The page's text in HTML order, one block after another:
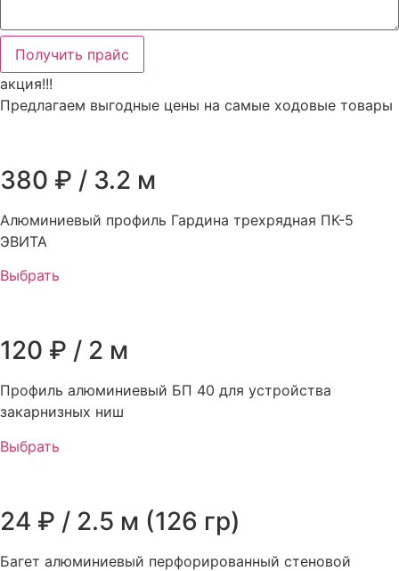
Получить прайс
акция!!!
Предлагаем выгодные цены на самые ходовые товары
380 ₽ / 3.2 м
Алюминиевый профиль Гардина трехрядная ПК-5
ЭВИТА
Выбрать
120 ₽ / 2 м
Профиль алюминиевый БП 40 для устройства
закарнизных ниш
Выбрать
24 ₽ / 2.5 м (126 гр)
Багет алюминиевый перфорированный стеновой